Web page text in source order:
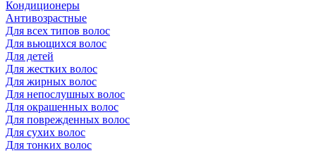
Кондиционеры
Антивозрастные
Для всех типов волос
Для вьющихся волос
Для детей
Для жестких волос
Для жирных волос
Для непослушных волос
Для окрашенных волос
Для поврежденных волос
Для сухих волос
Для тонких волос